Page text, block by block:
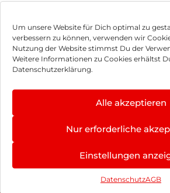
Um unsere Website für Dich optimal zu
verbessern zu können, verwenden wir
Nutzung der Website stimmst Du der
Weitere Informationen zu Cookies erhältst
Datenschutzerklärung.
Alle akzeptieren
Nur erforderliche
Einstellungen
DatenschutzAGB
Impressum
Hinweis zur Batterieentsorgung
Newsletter
, Brodos AG – All Rights